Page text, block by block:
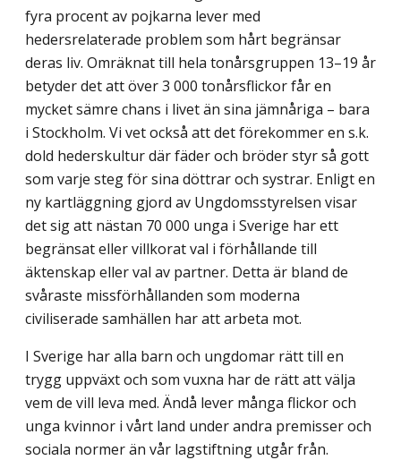
fyra procent av pojkarna lever med
hedersrelaterade problem som hårt begränsar
deras liv. Omräknat till hela tonårsgruppen 13–19 år
betyder det att över 3 000 tonårs­flickor får en
mycket sämre chans i livet än sina jämnåriga – bara
i Stockholm. Vi vet också att det förekommer en s.k.
dold hederskultur där fäder och bröder styr så gott
som varje steg för sina döttrar och systrar. Enligt en
ny kartläggning gjord av Ungdomsstyrelsen visar
det sig att nästan 70 000 unga i Sverige har ett
begränsat eller villkorat val i förhållande till
äktenskap eller val av partner. Detta är bland de
svåraste missförhållanden som moderna
civiliserade samhällen har att arbeta mot.
I Sverige har alla barn och ungdomar rätt till en
trygg uppväxt och som vuxna har de rätt att välja
vem de vill leva med. Ändå lever många flickor och
unga kvinnor i vårt land under andra premisser och
sociala normer än vår lagstiftning utgår från.